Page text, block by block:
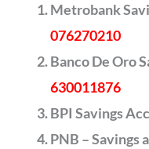
Metrobank
076270210
Banco De Oro
630011876
BPI Savings
PNB – Savings